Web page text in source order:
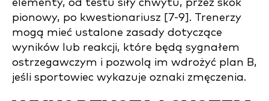
elementy, od testu siły chwytu, przez skok
pionowy, po kwestionariusz [7-9]. Trenerzy
mogą mieć ustalone zasady dotyczące
wyników lub reakcji, które będą sygnałem
ostrzegawczym i pozwolą im wdrożyć plan B,
jeśli sportowiec wykazuje oznaki zmęczenia.